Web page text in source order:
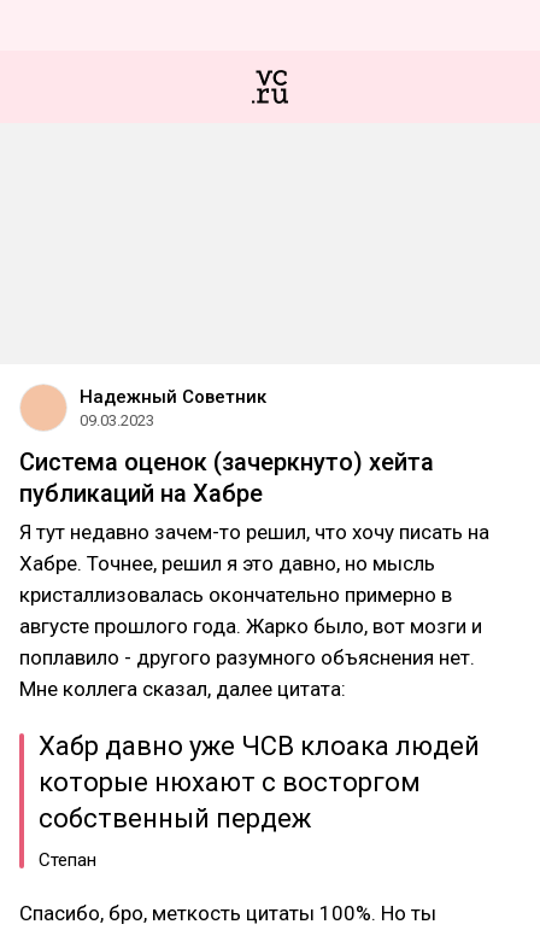
Надежный Советник
09.03.2023
Система оценок (зачеркнуто) хейта
публикаций на Хабре
Я тут недавно зачем-то решил, что хочу писать на
Хабре. Точнее, решил я это давно, но мысль
кристаллизовалась окончательно примерно в
августе прошлого года. Жарко было, вот мозги и
поплавило - другого разумного объяснения нет.
Мне коллега сказал, далее цитата:
Хабр давно уже ЧСВ клоака людей
которые нюхают с восторгом
собственный пердеж
Степан
Спасибо, бро, меткость цитаты 100%. Но ты